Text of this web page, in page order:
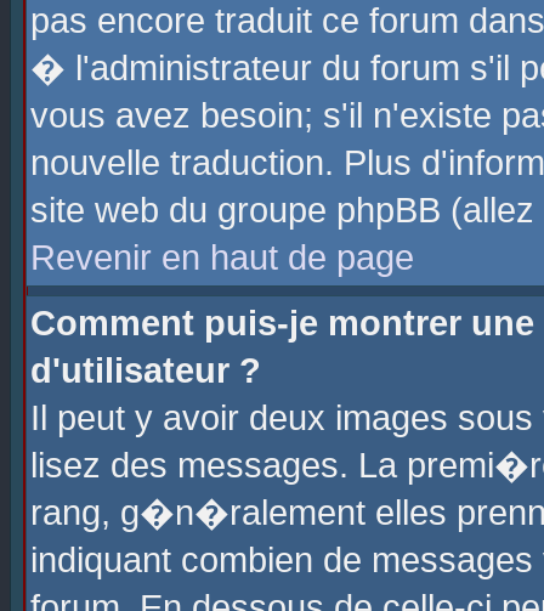
pas encore traduit ce forum
� l'administrateur du forum s'il
vous avez besoin; s'il n'existe
nouvelle traduction. Plus
site web du groupe phpBB
Revenir en haut de page
Comment puis-je montrer
d'utilisateur ?
Il peut y avoir deux images
lisez des messages. La
rang, g�n�ralement elles
indiquant combien de